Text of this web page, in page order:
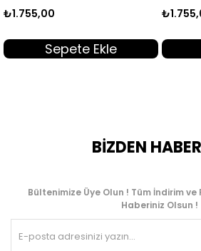
₺1.755,00
Sepete Ekle
BİZDEN
Bültenimize Üye Olun ! Tüm İndirim ve
Haberiniz Olsun !